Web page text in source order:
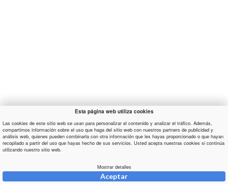
Esta página web utiliza cookies
Las cookies de este sitio web se usan para personalizar el contenido y analizar el tráfico. Además,
compartimos información sobre el uso que haga del sitio web con nuestros partners de publicidad y
análisis web, quienes pueden combinarla con otra información que les hayas proporcionado o que hayan
recopilado a partir del uso que hayas hecho de sus servicios. Usted acepta nuestras cookies si continúa
utilizando nuestro sitio web.
Mostrar detalles
Aceptar